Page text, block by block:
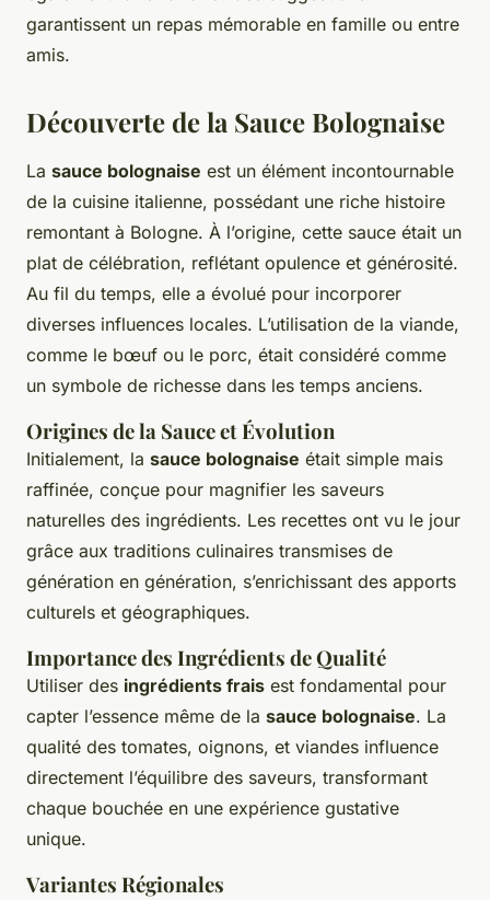
garantissent un repas mémorable en famille ou entre
amis.
Découverte de la Sauce Bolognaise
La sauce bolognaise est un élément incontournable
de la cuisine italienne, possédant une riche histoire
remontant à Bologne. À l’origine, cette sauce était un
plat de célébration, reflétant opulence et générosité.
Au fil du temps, elle a évolué pour incorporer
diverses influences locales. L’utilisation de la viande,
comme le bœuf ou le porc, était considéré comme
un symbole de richesse dans les temps anciens.
Origines de la Sauce et Évolution
Initialement, la sauce bolognaise était simple mais
raffinée, conçue pour magnifier les saveurs
naturelles des ingrédients. Les recettes ont vu le jour
grâce aux traditions culinaires transmises de
génération en génération, s’enrichissant des apports
culturels et géographiques.
Importance des Ingrédients de Qualité
Utiliser des ingrédients frais est fondamental pour
capter l’essence même de la sauce bolognaise. La
qualité des tomates, oignons, et viandes influence
directement l’équilibre des saveurs, transformant
chaque bouchée en une expérience gustative
unique.
Variantes Régionales